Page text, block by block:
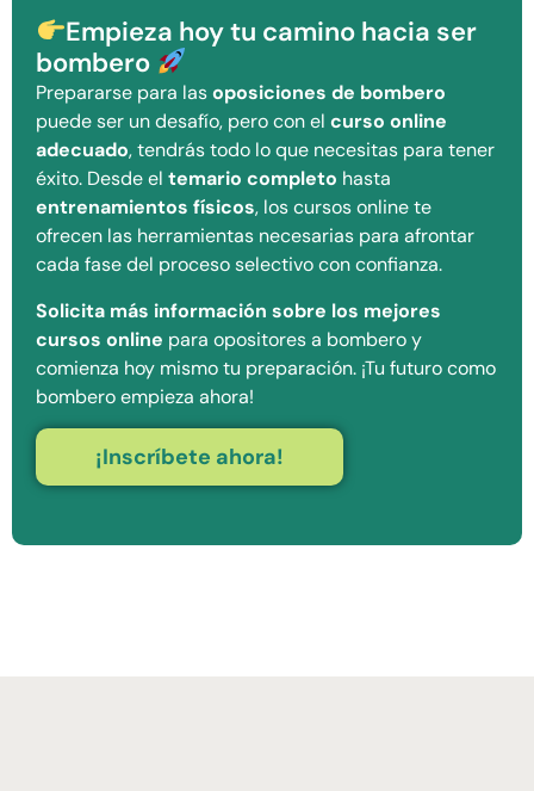
Empieza hoy tu camino hacia ser
bombero
Prepararse para lasoposiciones de bombero
puede ser un desafío, pero con el curso online
adecuado, tendrás todo lo que necesitas para tener
éxito. Desde el temario completo hasta
entrenamientos físicos, los cursos online te
ofrecen las herramientas necesarias para afrontar
cada fase del proceso selectivo con confianza.
Solicita más información sobre los mejores
cursos online para opositores a bombero y
comienza hoy mismo tu preparación. ¡Tu futuro como
bombero empieza ahora!
¡Inscríbete ahora!